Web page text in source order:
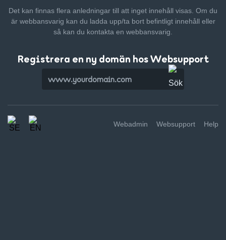
Det kan finnas flera anledningar till att inget innehåll visas. Om du
är webbansvarig kan du ladda upp/ta bort befintligt innehåll eller
så kan du kontakta en webbansvarig.
Registrera en ny domän hos Websupport
Webadmin Websupport Help